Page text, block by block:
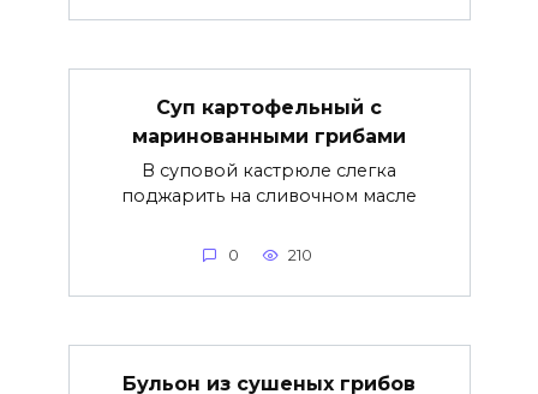
Суп картофельный с
маринованными грибами
В суповой кастрюле слегка
поджарить на сливочном масле
0 210
Бульон из сушеных грибов